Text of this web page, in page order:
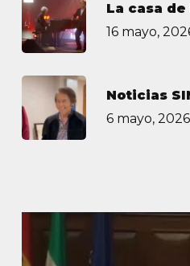
La casa
16 mayo,
Noticias
6 mayo, 2026